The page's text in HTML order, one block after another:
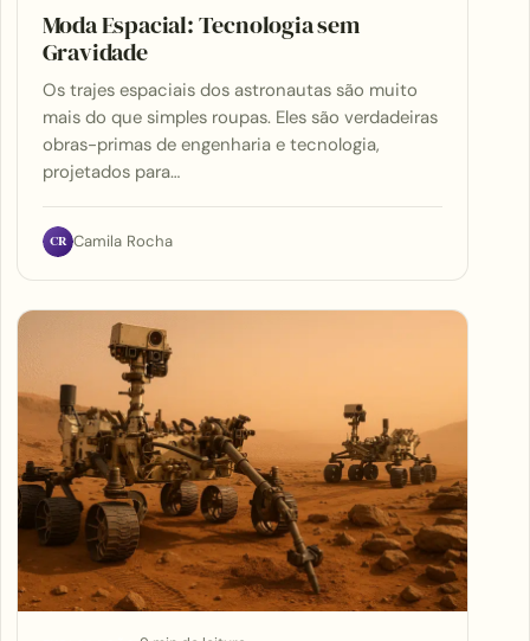
Moda Espacial: Tecnologia sem
Gravidade
Os trajes espaciais dos astronautas são muito
mais do que simples roupas. Eles são verdadeiras
obras-primas de engenharia e tecnologia,
projetados para…
CR Camila Rocha